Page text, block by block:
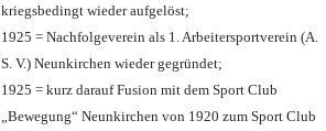
kriegsbedingt wieder aufgelöst;
1925 = Nachfolgeverein als 1. Arbeitersportverein (A.
S. V.) Neunkirchen wieder gegründet;
1925 = kurz darauf Fusion mit dem Sport Club
„Bewegung“ Neunkirchen von 1920 zum Sport Club